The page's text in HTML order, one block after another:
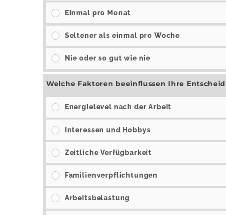
Einmal pro Monat
Seltener als einmal pro Woche
Nie oder so gut wie nie
Welche Faktoren beeinflussen Ihre
Energielevel nach der Arbeit
Interessen und Hobbys
Zeitliche Verfügbarkeit
Familienverpflichtungen
Arbeitsbelastung